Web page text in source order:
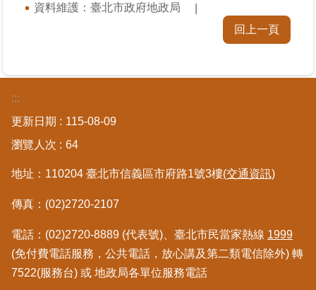
熱
門
關
鍵
更/
政
訊
平
資料維護：臺北市政府地政局
回上一頁
:::
更新日期
115-08-09
瀏覽人次
64
地址：110204 臺北市信義區市府路1號3樓(交通資訊)
傳真：(02)2720-2107
電話：(02)2720-8889 (代表號)、臺北市民當家熱線 1999
(免付費電話服務，公共電話，放心講及第二類電信除外) 轉
7522(服務台) 或 地政局各單位服務電話